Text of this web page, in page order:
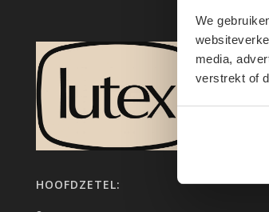
We
media,
verstrekt of
HOOFDZETEL: